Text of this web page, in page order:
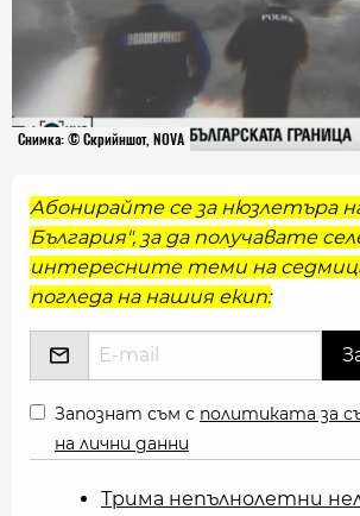
Снимка: © Скрийншот, NOVA
Абонирайте се за нюзлетъра
България", за да получавате
интересните теми на
погледа на нашия екип:
Запознат съм с политиката за
на лични данни
Трима непълнолетни